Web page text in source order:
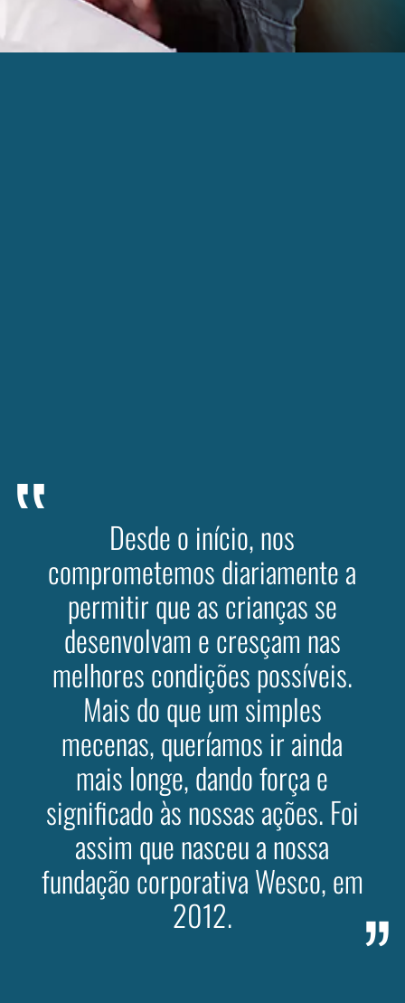
Desde o início, nos
comprometemos diariamente a
permitir que as crianças se
desenvolvam e cresçam nas
melhores condições possíveis.
Mais do que um simples
mecenas, queríamos ir ainda
mais longe, dando força e
significado às nossas ações. Foi
assim que nasceu a nossa
fundação corporativa Wesco, em
2012.